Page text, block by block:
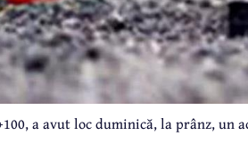
a avut loc duminică, la prânz,